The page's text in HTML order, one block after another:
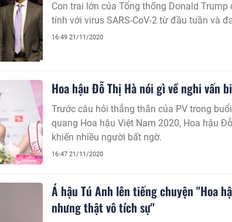
Con trai lớn của Tổng thống Donald
tính với virus SARS-CoV-2 từ đầu tuần và
16:49 21/11/2020
Hoa hậu Đỗ Thị Hà nói gì về nghi vấn
Trước câu hỏi thẳng thắn của PV trong
quang Hoa hậu Việt Nam 2020, Hoa hậu
khiến nhiều người bất ngờ.
16:47 21/11/2020
Á hậu Tú Anh lên tiếng chuyện "Hoa
nhưng thật vô tích sự"